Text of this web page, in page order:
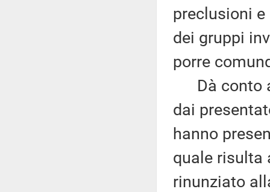
preclusioni
dei gruppi
porre
Dà conto
dai
hanno
quale risulta
rinunziato